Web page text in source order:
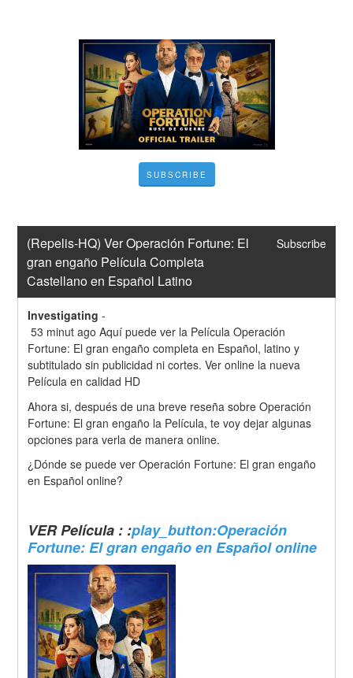
SUBSCRIBE
(Repelis-HQ) Ver Operación Fortune: El
gran engaño Película Completa
Castellano en Español Latino
Subscribe
Investigating -
53 minut ago Aquí puede ver la Película Operación
Fortune: El gran engaño completa en Español, latino y
subtitulado sin publicidad ni cortes. Ver online la nueva
Película en calidad HD
Ahora si, después de una breve reseña sobre Operación
Fortune: El gran engaño la Película, te voy dejar algunas
opciones para verla de manera online.
¿Dónde se puede ver Operación Fortune: El gran engaño
en Español online?
VER Película : :play_button:Operación
Fortune: El gran engaño en Español online